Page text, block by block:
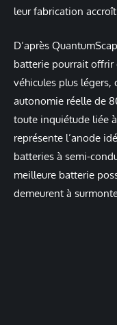
leur fabrication
D’après
batterie pourrait offrir
véhicules plus légers,
autonomie réelle de
toute inquiétude liée
représente l’anode
batteries à semi-
meilleure batterie
demeurent à